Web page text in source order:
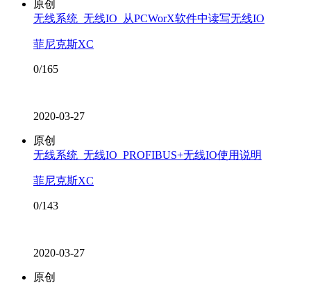
原创
无线系统_无线IO_从PCWorX软件中读写无线IO
菲尼克斯XC
0/165
2020-03-27
原创
无线系统_无线IO_PROFIBUS+无线IO使用说明
菲尼克斯XC
0/143
2020-03-27
原创